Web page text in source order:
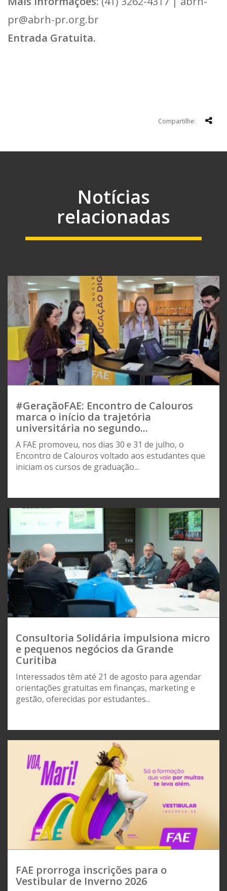
pr@abrh-pr.org.br
Entrada Gratuita.
Compartilhe:
Notícias
relacionadas
#GeraçãoFAE: Encontro de Calouros
marca o início da trajetória
universitária no segundo...
A FAE promoveu, nos dias 30 e 31 de julho, o
Encontro de Calouros voltado aos estudantes que
iniciam os cursos de graduação...
Consultoria Solidária impulsiona micro
e pequenos negócios da Grande
Curitiba
Interessados têm até 21 de agosto para agendar
orientações gratuitas em finanças, marketing e
gestão, oferecidas por estudantes...
FAE prorroga inscrições para o
Vestibular de Inverno 2026